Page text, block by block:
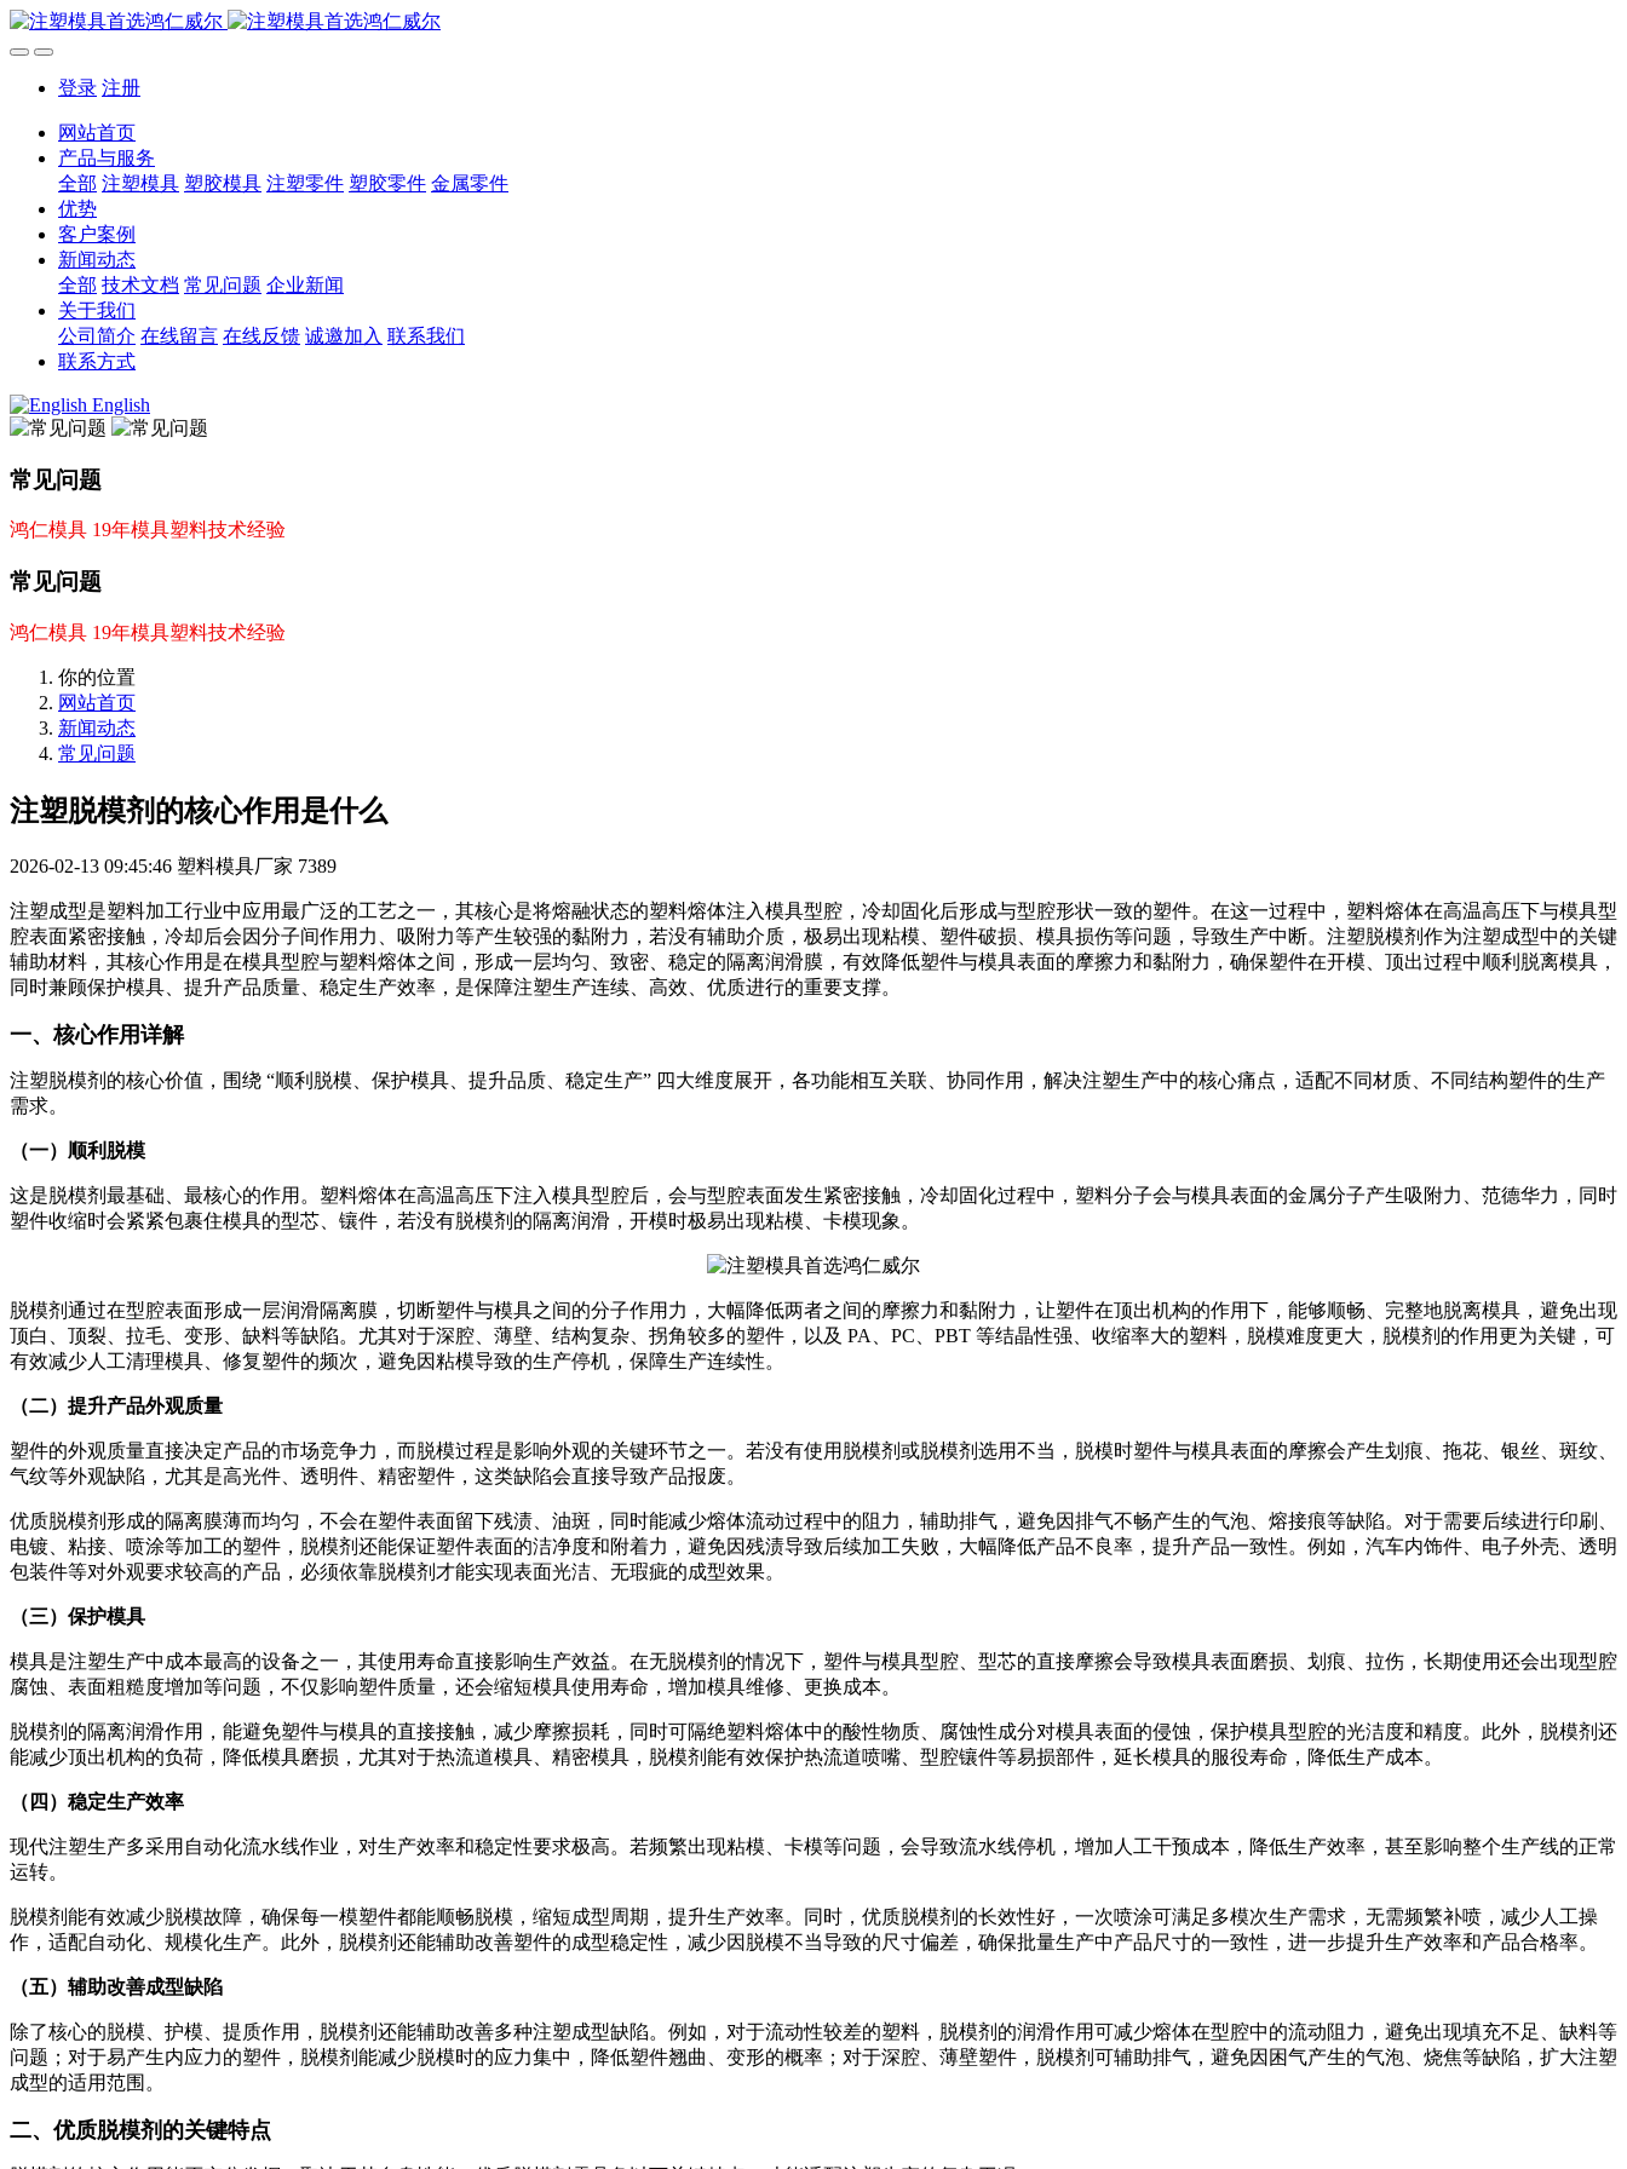
登录 注册
网站首页
产品与服务
全部 注塑模具 塑胶模具 注塑零件 塑胶零件 金属零件
优势
客户案例
新闻动态
全部 技术文档 常见问题 企业新闻
关于我们
公司简介 在线留言 在线反馈 诚邀加入 联系我们
联系方式
English
常见问题
鸿仁模具 19年模具塑料技术经验
常见问题
鸿仁模具 19年模具塑料技术经验
你的位置
网站首页
新闻动态
常见问题
注塑脱模剂的核心作用是什么
2026-02-13 09:45:46 塑料模具厂家 7389
注塑成型是塑料加工行业中应用最广泛的工艺之一，其核心是将熔融状态的塑料熔体注入模具型腔，冷却固化后形成与型腔形状一致的塑件。在这一过程中，塑料熔体在高温高压下与模具型
腔表面紧密接触，冷却后会因分子间作用力、吸附力等产生较强的黏附力，若没有辅助介质，极易出现粘模、塑件破损、模具损伤等问题，导致生产中断。注塑脱模剂作为注塑成型中的关键
辅助材料，其核心作用是在模具型腔与塑料熔体之间，形成一层均匀、致密、稳定的隔离润滑膜，有效降低塑件与模具表面的摩擦力和黏附力，确保塑件在开模、顶出过程中顺利脱离模具，
同时兼顾保护模具、提升产品质量、稳定生产效率，是保障注塑生产连续、高效、优质进行的重要支撑。
一、核心作用详解
注塑脱模剂的核心价值，围绕 “顺利脱模、保护模具、提升品质、稳定生产” 四大维度展开，各功能相互关联、协同作用，解决注塑生产中的核心痛点，适配不同材质、不同结构塑件的生产
需求。
（一）顺利脱模
这是脱模剂最基础、最核心的作用。塑料熔体在高温高压下注入模具型腔后，会与型腔表面发生紧密接触，冷却固化过程中，塑料分子会与模具表面的金属分子产生吸附力、范德华力，同时
塑件收缩时会紧紧包裹住模具的型芯、镶件，若没有脱模剂的隔离润滑，开模时极易出现粘模、卡模现象。
脱模剂通过在型腔表面形成一层润滑隔离膜，切断塑件与模具之间的分子作用力，大幅降低两者之间的摩擦力和黏附力，让塑件在顶出机构的作用下，能够顺畅、完整地脱离模具，避免出现
顶白、顶裂、拉毛、变形、缺料等缺陷。尤其对于深腔、薄壁、结构复杂、拐角较多的塑件，以及 PA、PC、PBT 等结晶性强、收缩率大的塑料，脱模难度更大，脱模剂的作用更为关键，可
有效减少人工清理模具、修复塑件的频次，避免因粘模导致的生产停机，保障生产连续性。
（二）提升产品外观质量
塑件的外观质量直接决定产品的市场竞争力，而脱模过程是影响外观的关键环节之一。若没有使用脱模剂或脱模剂选用不当，脱模时塑件与模具表面的摩擦会产生划痕、拖花、银丝、斑纹、
气纹等外观缺陷，尤其是高光件、透明件、精密塑件，这类缺陷会直接导致产品报废。
优质脱模剂形成的隔离膜薄而均匀，不会在塑件表面留下残渍、油斑，同时能减少熔体流动过程中的阻力，辅助排气，避免因排气不畅产生的气泡、熔接痕等缺陷。对于需要后续进行印刷、
电镀、粘接、喷涂等加工的塑件，脱模剂还能保证塑件表面的洁净度和附着力，避免因残渍导致后续加工失败，大幅降低产品不良率，提升产品一致性。例如，汽车内饰件、电子外壳、透明
包装件等对外观要求较高的产品，必须依靠脱模剂才能实现表面光洁、无瑕疵的成型效果。
（三）保护模具
模具是注塑生产中成本最高的设备之一，其使用寿命直接影响生产效益。在无脱模剂的情况下，塑件与模具型腔、型芯的直接摩擦会导致模具表面磨损、划痕、拉伤，长期使用还会出现型腔
腐蚀、表面粗糙度增加等问题，不仅影响塑件质量，还会缩短模具使用寿命，增加模具维修、更换成本。
脱模剂的隔离润滑作用，能避免塑件与模具的直接接触，减少摩擦损耗，同时可隔绝塑料熔体中的酸性物质、腐蚀性成分对模具表面的侵蚀，保护模具型腔的光洁度和精度。此外，脱模剂还
能减少顶出机构的负荷，降低模具磨损，尤其对于热流道模具、精密模具，脱模剂能有效保护热流道喷嘴、型腔镶件等易损部件，延长模具的服役寿命，降低生产成本。
（四）稳定生产效率
现代注塑生产多采用自动化流水线作业，对生产效率和稳定性要求极高。若频繁出现粘模、卡模等问题，会导致流水线停机，增加人工干预成本，降低生产效率，甚至影响整个生产线的正常
运转。
脱模剂能有效减少脱模故障，确保每一模塑件都能顺畅脱模，缩短成型周期，提升生产效率。同时，优质脱模剂的长效性好，一次喷涂可满足多模次生产需求，无需频繁补喷，减少人工操
作，适配自动化、规模化生产。此外，脱模剂还能辅助改善塑件的成型稳定性，减少因脱模不当导致的尺寸偏差，确保批量生产中产品尺寸的一致性，进一步提升生产效率和产品合格率。
（五）辅助改善成型缺陷
除了核心的脱模、护模、提质作用，脱模剂还能辅助改善多种注塑成型缺陷。例如，对于流动性较差的塑料，脱模剂的润滑作用可减少熔体在型腔中的流动阻力，避免出现填充不足、缺料等
问题；对于易产生内应力的塑件，脱模剂能减少脱模时的应力集中，降低塑件翘曲、变形的概率；对于深腔、薄壁塑件，脱模剂可辅助排气，避免因困气产生的气泡、烧焦等缺陷，扩大注塑
成型的适用范围。
二、优质脱模剂的关键特点